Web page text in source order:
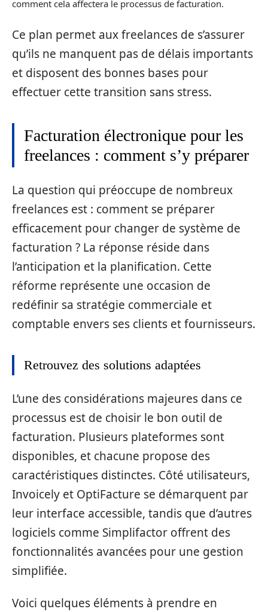
comment cela affectera le processus de facturation.
Ce plan permet aux freelances de s’assurer
qu’ils ne manquent pas de délais importants
et disposent des bonnes bases pour
effectuer cette transition sans stress.
Facturation électronique pour les
freelances : comment s’y préparer
La question qui préoccupe de nombreux
freelances est : comment se préparer
efficacement pour changer de système de
facturation ? La réponse réside dans
l’anticipation et la planification. Cette
réforme représente une occasion de
redéfinir sa stratégie commerciale et
comptable envers ses clients et fournisseurs.
Retrouvez des solutions adaptées
L’une des considérations majeures dans ce
processus est de choisir le bon outil de
facturation. Plusieurs plateformes sont
disponibles, et chacune propose des
caractéristiques distinctes. Côté utilisateurs,
Invoicely et OptiFacture se démarquent par
leur interface accessible, tandis que d’autres
logiciels comme Simplifactor offrent des
fonctionnalités avancées pour une gestion
simplifiée.
Voici quelques éléments à prendre en